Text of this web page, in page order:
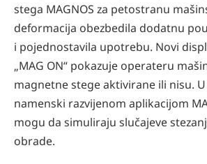
stega MAGNOS za petostranu
deformacija obezbedila dodatnu
i pojednostavila upotrebu. Novi
„MAG ON“ pokazuje operateru
magnetne stege aktivirane ili nisu.
namenski razvijenom aplikacijom
mogu da simuliraju slučajeve
obrade.